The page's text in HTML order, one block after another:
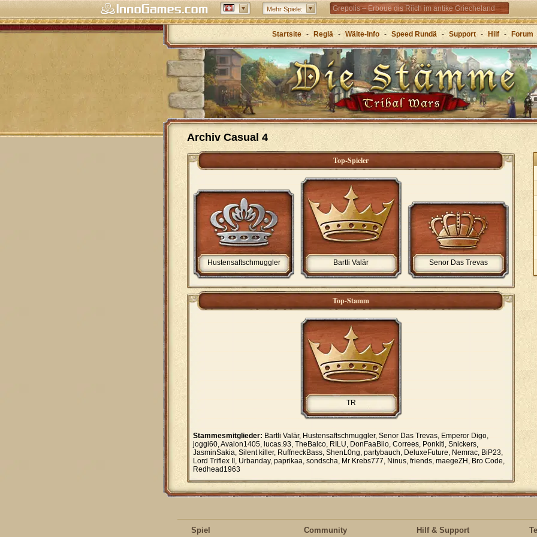
Mehr Spiele: Grepolis – Erboue dis Riich im antike Griecheland
Startsite - Reglä - Wälte-Info - Speed Rundä - Support - Hilf - Forum
Archiv Casual 4
Top-Spieler
Bartli Valär
Hustensaftschmuggler Senor Das Trevas
Top-Stamm
TR
Stammesmitglieder: Bartli Valär, Hustensaftschmuggler, Senor Das Trevas, Emperor Digo,
joggi60, Avalon1405, lucas.93, TheBalco, RILU, DonFaaBiio, Correes, Ponkiti, Snickers,
JasminSakia, Silent killer, RuffneckBass, ShenL0ng, partybauch, DeluxeFuture, Nemrac, BiP23,
Lord Triflex II, Urbanday, paprikaa, sondscha, Mr Krebs777, Ninus, friends, maegeZH, Bro Code,
Redhead1963
Spiel Community Hilf & Support